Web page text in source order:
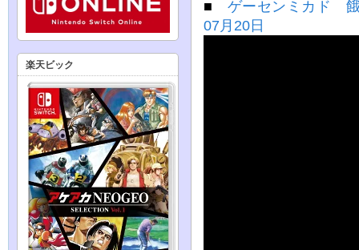
■ ゲーセンミカド
07月20日
楽天ビック